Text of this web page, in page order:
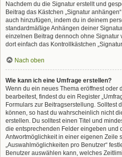
Nachdem du die Signatur erstellt und
Beitrag das Kästchen „Signatur
auch hinzufügen, indem du in deinem
standardmäßige Anhängen deiner
einzelnen Beitrag dennoch ohne Signatur
dort einfach das Kontrollkästchen
Nach oben
Wie kann ich eine Umfrage erstellen?
Wenn du ein neues Thema eröffnest oder
bearbeitest, findest du ein Register
Formulars zur Beitragserstellung. Solltest
können, so hast du wahrscheinlich nicht
erstellen. Du solltest einen Titel und
die entsprechenden Felder eingeben und
Antwortmöglichkeit in einer eigenen Zeile
„Auswahlmöglichkeiten pro Benutzer“
Benutzer auswählen kann, welches